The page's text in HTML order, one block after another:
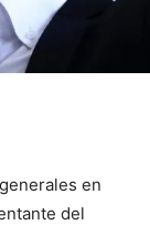
en
del